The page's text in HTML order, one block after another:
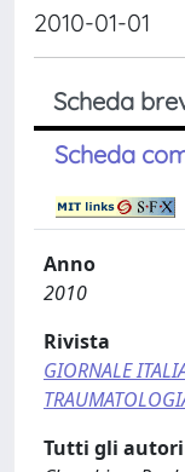
2010-01-01
Scheda
Scheda
Anno
2010
Rivista
GIORNALE
Tutti gli autori